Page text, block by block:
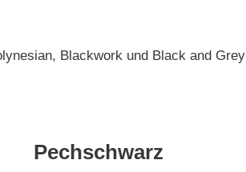
Blackwork und Black and Grey
Pechschwarz